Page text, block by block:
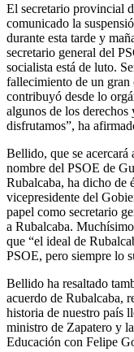
El secretario provincial
comunicado la
durante esta tarde y
secretario general del
socialista está de luto.
fallecimiento de un gran
contribuyó desde lo
algunos de los
disfrutamos”, ha
Bellido, que se acercará
nombre del PSOE de
Rubalcaba, ha dicho de
vicepresidente del
papel como secretario
a Rubalcaba.
que “el ideal de
PSOE, pero siempre lo
Bellido ha resaltado
acuerdo de Rubalcaba,
historia de nuestro país
ministro de Zapatero y
Educación con Felipe